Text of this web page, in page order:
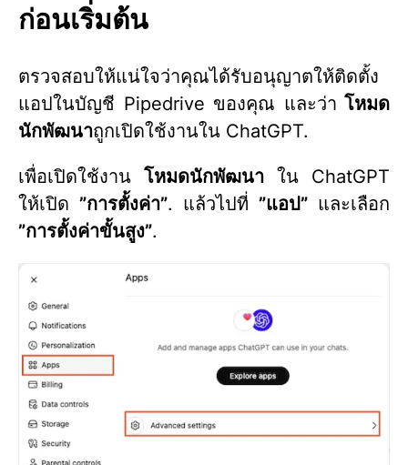
ก่อนเริ่มต้น
ตรวจสอบให้แน่ใจว่าคุณได้รับอนุญาตให้ติดตั้ง
แอปในบัญชี Pipedrive ของคุณ และว่า โหมด
นักพัฒนาถูกเปิดใช้งานใน ChatGPT.
เพื่อเปิดใช้งาน โหมดนักพัฒนา ใน ChatGPT
ให้เปิด ”การตั้งค่า”. แล้วไปที่ ”แอป” และเลือก
”การตั้งค่าขั้นสูง”.